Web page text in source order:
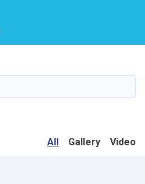
content
All Gallery Video